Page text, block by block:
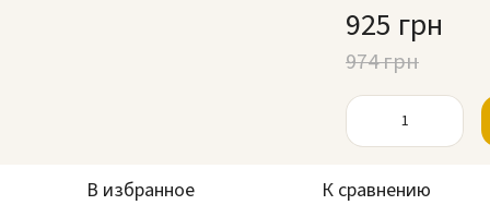
925 грн
974 грн
В избранное К сравнению